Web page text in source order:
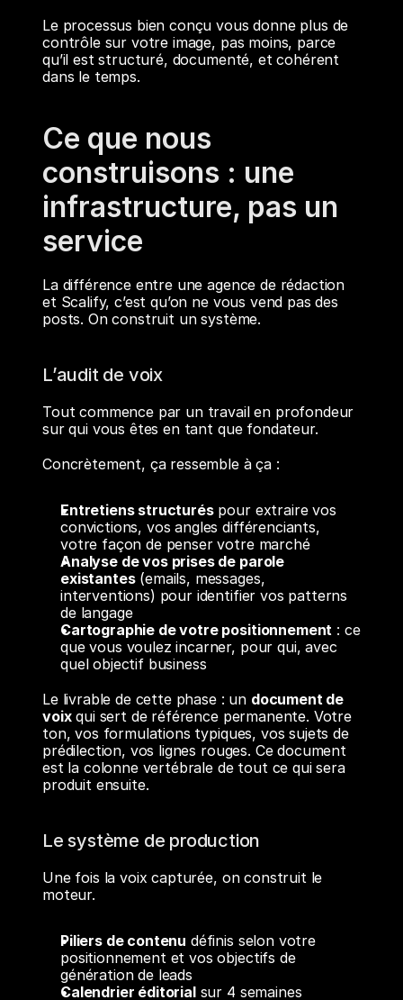
Le processus bien conçu vous donne plus de
contrôle sur votre image, pas moins, parce
qu’il est structuré, documenté, et cohérent
dans le temps.
Ce que nous
construisons : une
infrastructure, pas un
service
La différence entre une agence de rédaction
et Scalify, c’est qu’on ne vous vend pas des
posts. On construit un système.
L’audit de voix
Tout commence par un travail en profondeur
sur qui vous êtes en tant que fondateur.
Concrètement, ça ressemble à ça :
Entretiens structurés pour extraire vos
convictions, vos angles différenciants,
votre façon de penser votre marché
Analyse de vos prises de parole
existantes (emails, messages,
interventions) pour identifier vos patterns
de langage
Cartographie de votre positionnement : ce
que vous voulez incarner, pour qui, avec
quel objectif business
Le livrable de cette phase : un document de
voix qui sert de référence permanente. Votre
ton, vos formulations typiques, vos sujets de
prédilection, vos lignes rouges. Ce document
est la colonne vertébrale de tout ce qui sera
produit ensuite.
Le système de production
Une fois la voix capturée, on construit le
moteur.
Piliers de contenu définis selon votre
positionnement et vos objectifs de
génération de leads
Calendrier éditorial sur 4 semaines